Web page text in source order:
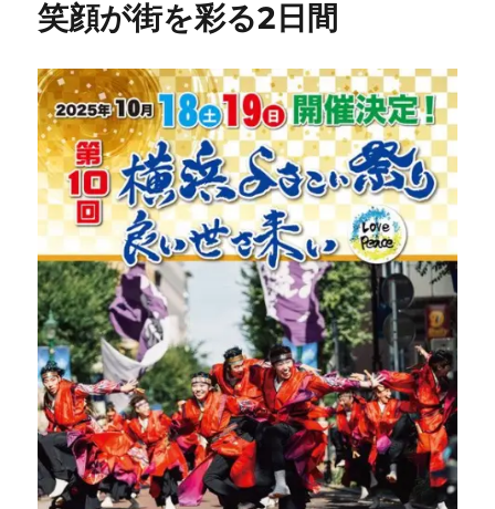
笑顔が街を彩る2日間